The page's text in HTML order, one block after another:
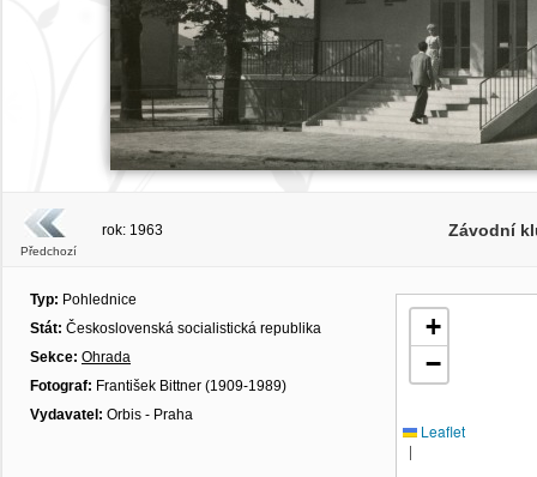
Předchozí
rok: 1963 Závodní
Typ: Pohlednice
Stát: Československá socialistická republika
Sekce: Ohrada
Fotograf: František Bittner (1909-1989)
Vydavatel: Orbis - Praha
+
−
Leaflet
|